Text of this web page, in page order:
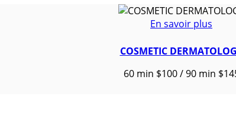
En savoir plus
COSMETIC
60 min $100 / 90 min